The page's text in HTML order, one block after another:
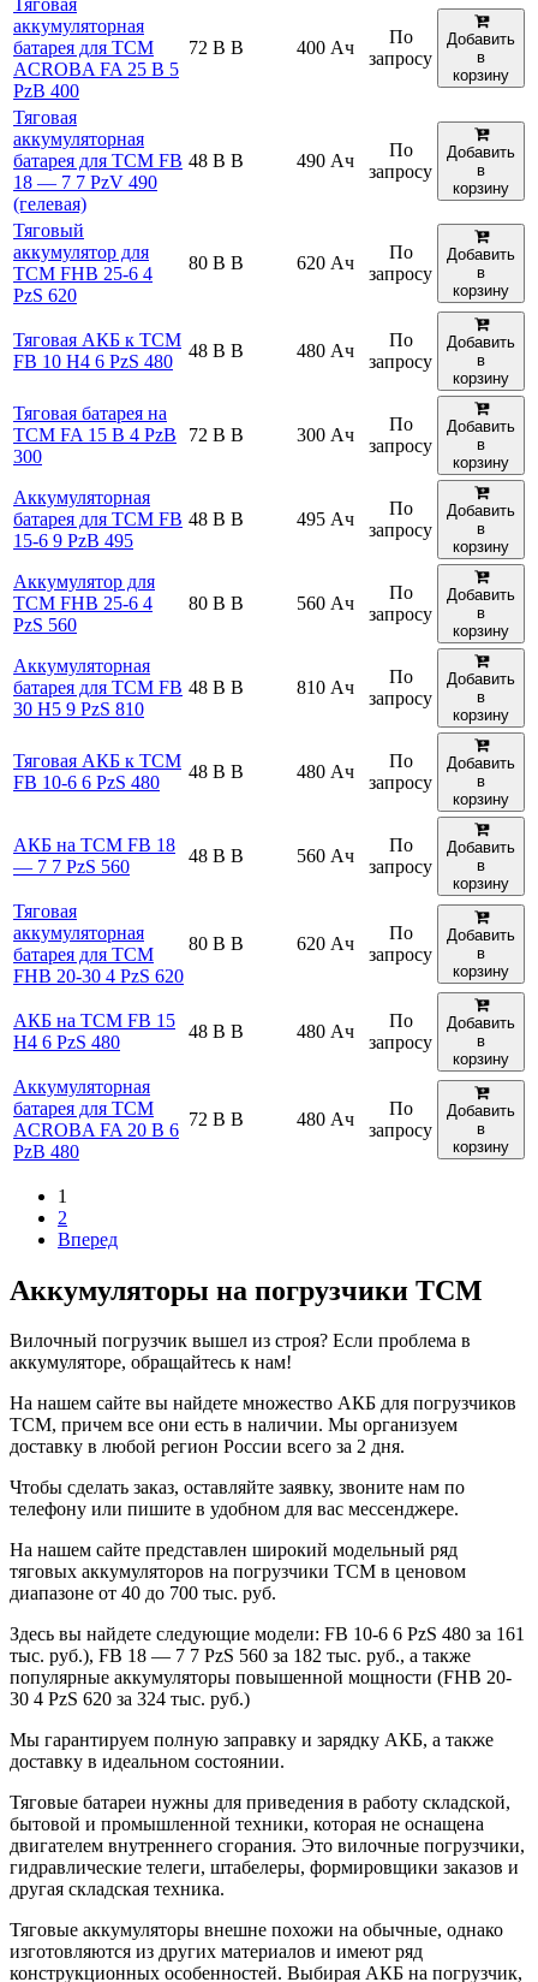
аккумуляторная
батарея для TCM
ACROBA FA 25 B 5
PzB 400
72 В В 400 Ач
По
запросу
Добавить
в
корзину
Тяговая
аккумуляторная
батарея для TCM FB
18 — 7 7 PzV 490
(гелевая)
48 В В 490 Ач
По
запросу
Добавить
в
корзину
Тяговый
аккумулятор для
TCM FHB 25-6 4
PzS 620
80 В В 620 Ач
По
запросу
Добавить
в
корзину
Тяговая АКБ к TCM
FB 10 H4 6 PzS 480
48 В В 480 Ач
По
запросу
Добавить
в
корзину
Тяговая батарея на
TCM FA 15 B 4 PzB
300
72 В В 300 Ач
По
запросу
Добавить
в
корзину
Аккумуляторная
батарея для TCM FB
15-6 9 PzB 495
48 В В 495 Ач
По
запросу
Добавить
в
корзину
Аккумулятор для
TCM FHB 25-6 4
PzS 560
80 В В 560 Ач
По
запросу
Добавить
в
корзину
Аккумуляторная
батарея для TCM FB
30 H5 9 PzS 810
48 В В 810 Ач
По
запросу
Добавить
в
корзину
Тяговая АКБ к TCM
FB 10-6 6 PzS 480
48 В В 480 Ач
По
запросу
Добавить
в
корзину
АКБ на TCM FB 18
— 7 7 PzS 560
48 В В 560 Ач
По
запросу
Добавить
в
корзину
Тяговая
аккумуляторная
батарея для TCM
FHB 20-30 4 PzS 620
80 В В 620 Ач
По
запросу
Добавить
в
корзину
АКБ на TCM FB 15
H4 6 PzS 480
48 В В 480 Ач
По
запросу
Добавить
в
корзину
Аккумуляторная
батарея для TCM
ACROBA FA 20 B 6
PzB 480
72 В В 480 Ач
По
запросу
Добавить
в
корзину
1
2
Вперед
Аккумуляторы на погрузчики TCM
Вилочный погрузчик вышел из строя? Если проблема в
аккумуляторе, обращайтесь к нам!
На нашем сайте вы найдете множество АКБ для погрузчиков
TCM, причем все они есть в наличии. Мы организуем
доставку в любой регион России всего за 2 дня.
Чтобы сделать заказ, оставляйте заявку, звоните нам по
телефону или пишите в удобном для вас мессенджере.
На нашем сайте представлен широкий модельный ряд
тяговых аккумуляторов на погрузчики TCM в ценовом
диапазоне от 40 до 700 тыс. руб.
Здесь вы найдете следующие модели: FB 10-6 6 PzS 480 за 161
тыс. руб.), FB 18 — 7 7 PzS 560 за 182 тыс. руб., а также
популярные аккумуляторы повышенной мощности (FHB 20-
30 4 PzS 620 за 324 тыс. руб.)
Мы гарантируем полную заправку и зарядку АКБ, а также
доставку в идеальном состоянии.
Тяговые батареи нужны для приведения в работу складской,
бытовой и промышленной техники, которая не оснащена
двигателем внутреннего сгорания. Это вилочные погрузчики,
гидравлические телеги, штабелеры, формировщики заказов и
другая складская техника.
Тяговые аккумуляторы внешне похожи на обычные, однако
изготовляются из других материалов и имеют ряд
конструкционных особенностей. Выбирая АКБ на погрузчик,